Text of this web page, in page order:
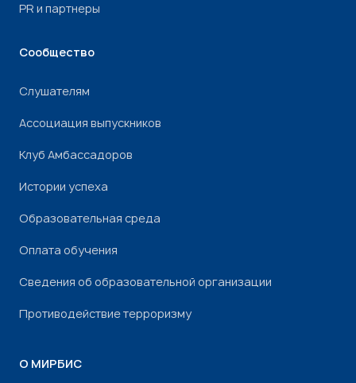
PR и партнеры
Сообщество
Слушателям
Ассоциация выпускников
Клуб Амбассадоров
Истории успеха
Образовательная среда
Оплата обучения
Сведения об образовательной организации
Противодействие терроризму
О МИРБИС